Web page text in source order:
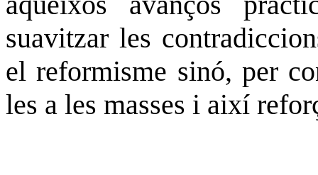
suavitzar les
el reformisme sinó, per
les a les masses i així